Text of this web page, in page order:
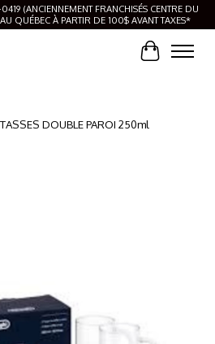
(ANCIENNEMENT FRANCHISÉS CENTRE DU
QUÉBEC À PARTIR DE 100$ AVANT TAXES*
Panier
DOUBLE PAROI 250ml